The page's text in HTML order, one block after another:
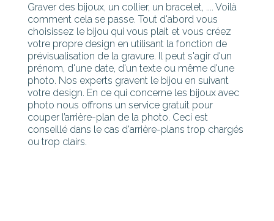
Graver des bijoux, un collier, un bracelet, .... Voilà
comment cela se passe. Tout d'abord vous
choisissez le bijou qui vous plait et vous créez
votre propre design en utilisant la fonction de
prévisualisation de la gravure. Il peut s'agir d'un
prénom, d'une date, d'un texte ou même d'une
photo. Nos experts gravent le bijou en suivant
votre design. En ce qui concerne les bijoux avec
photo nous offrons un service gratuit pour
couper l’arrière-plan de la photo. Ceci est
conseillé dans le cas d'arrière-plans trop chargés
ou trop clairs.